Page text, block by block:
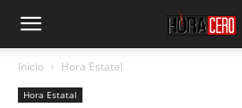
Inicio Hora Estatal
Hora Estatal